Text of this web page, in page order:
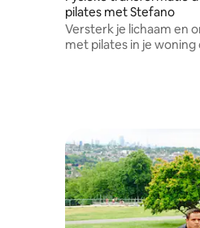
pilates met Stefano
Versterk je lichaam en
met pilates in je